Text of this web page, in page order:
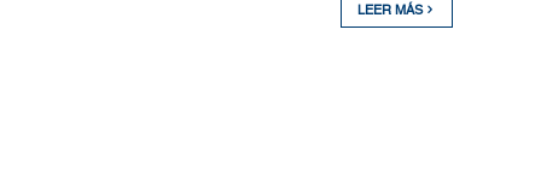
LEER MÁS